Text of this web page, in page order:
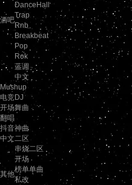
酒吧
DanceHall
Trap
Rnb
Breakbeat
Pop
Rok
蓝调
中文
Mushup
电竞DJ
开场舞曲
翻唱
抖音神曲
中文二区
其他
串烧二区
开场
榜单单曲
私改